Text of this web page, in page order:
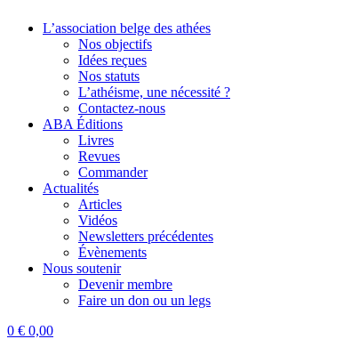
L’association belge des athées
Nos objectifs
Idées reçues
Nos statuts
L’athéisme, une nécessité ?
Contactez-nous
ABA Éditions
Livres
Revues
Commander
Actualités
Articles
Vidéos
Newsletters précédentes
Évènements
Nous soutenir
Devenir membre
Faire un don ou un legs
0 € 0,00